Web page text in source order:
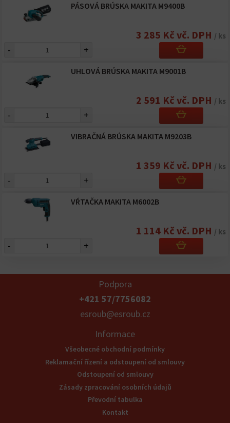
PÁSOVÁ BRÚSKA MAKITA M9400B
3 285 Kč vč. DPH / ks
- +
UHLOVÁ BRÚSKA MAKITA M9001B
2 591 Kč vč. DPH / ks
- +
VIBRAČNÁ BRÚSKA MAKITA M9203B
1 359 Kč vč. DPH / ks
- +
VŔTAČKA MAKITA M6002B
1 114 Kč vč. DPH / ks
- +
Podpora
+421 57/7756082
esroub@esroub.cz
Informace
Všeobecné obchodní podmínky
Reklamační řízení a odstoupení od smlouvy
Odstoupení od smlouvy
Zásady zpracování osobních údajů
Převodní tabulka
Kontakt